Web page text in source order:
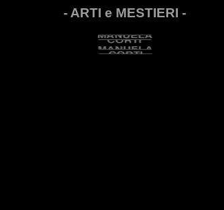
- ARTI e MESTIERI -